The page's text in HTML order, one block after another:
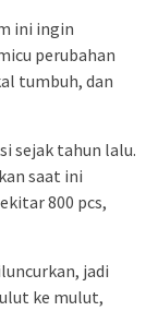
ini ingin
perubahan
tumbuh, dan
sejak tahun lalu.
saat ini
800 pcs,
jadi
ke mulut,